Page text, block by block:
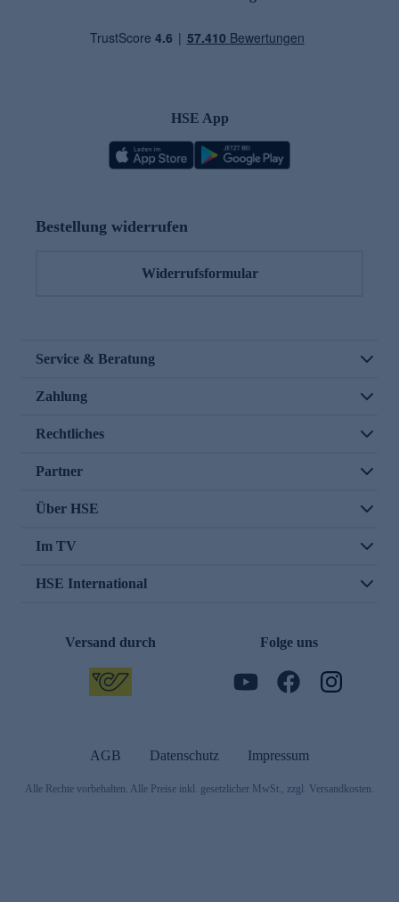
HSE App
Bestellung widerrufen
Widerrufsformular
Service & Beratung
Zahlung
Rechtliches
Partner
Über HSE
Im TV
HSE International
Versand durch Folge uns
AGB Datenschutz Impressum
Alle Rechte vorbehalten. Alle Preise inkl. gesetzlicher MwSt., zzgl. Versandkosten.